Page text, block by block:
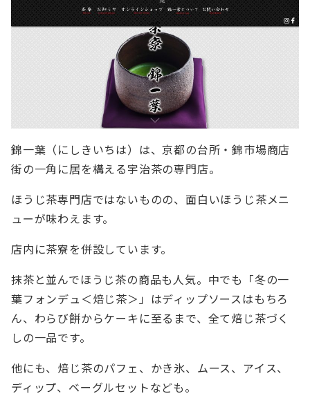
錦一葉（にしきいちは）は、京都の台所・錦市場商店
街の一角に居を構える宇治茶の専門店。
ほうじ茶専門店ではないものの、面白いほうじ茶メニ
ューが味わえます。
店内に茶寮を併設しています。
抹茶と並んでほうじ茶の商品も人気。中でも「冬の一
葉フォンデュ＜焙じ茶＞」はディップソースはもちろ
ん、わらび餅からケーキに至るまで、全て焙じ茶づく
しの一品です。
他にも、焙じ茶のパフェ、かき氷、ムース、アイス、
ディップ、ベーグルセットなども。